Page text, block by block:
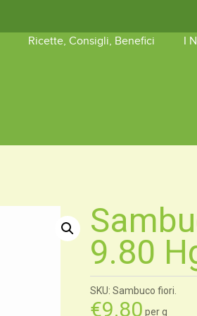
Ricette, Consigli, Benefici I
9.80
SKU: Sambuco fiori.
€9.80 per g